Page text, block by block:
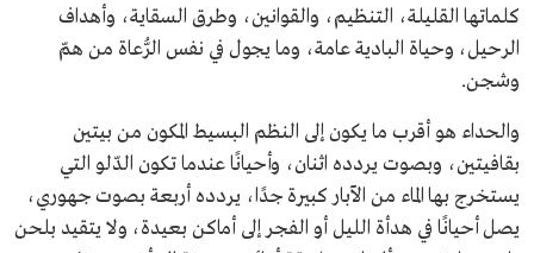
كلماتها القليلة، التنظيم، والقوانين، وطرق السقاية، وأهداف
الرحيل، وحياة البادية عامة، وما يجول في نفس الرُّعاة من همّ
وشجن.
والحداء هو أقرب ما يكون إلى النظم البسيط المكون من بيتين
بقافيتين، وبصوت يردده اثنان، وأحيانًا عندما تكون الدّلو التي
يستخرج بها الماء من الآبار كبيرة جدًا، يردده أربعة بصوت جهوري،
يصل أحيانًا في هدأة الليل أو الفجر إلى أماكن بعيدة، ولا يتقيد بلحن